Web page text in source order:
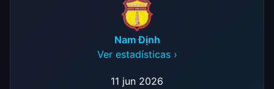
Nam Định
Ver estadísticas ›
11 jun 2026